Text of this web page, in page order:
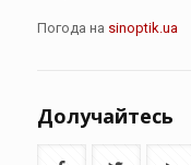
Погода на sinoptik.ua
Долучайтесь